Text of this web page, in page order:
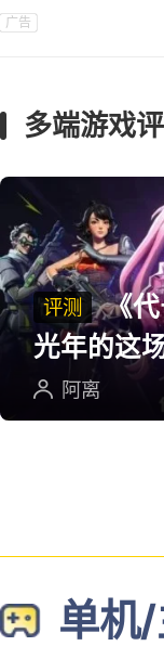
开启
广告
多端游戏
评测
《代号:对决》试玩:朝夕
光年的这
血压
阿离
单机